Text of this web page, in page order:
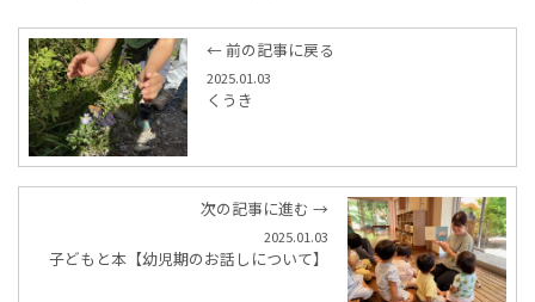
← 前の記事に戻る
2025.01.03
くうき
次の記事に進む →
2025.01.03
子どもと本【幼児期のお話しについて】